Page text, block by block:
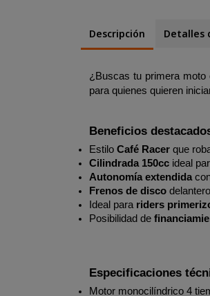
Descripción Detalles
¿Buscas tu primera
para quienes quieren
Beneficios
Estilo Café Racer que
Cilindrada 150cc ideal
Autonomía extendida
Frenos de disco
Ideal para riders
Posibilidad de
Especificaciones
Motor monocilíndrico 4